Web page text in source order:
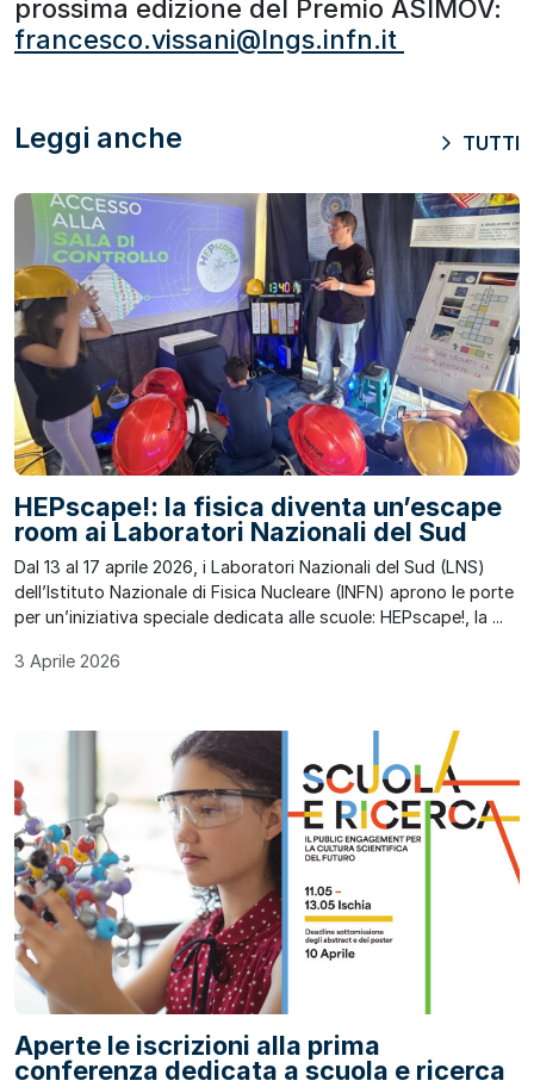
prossima edizione del Premio ASIMOV:
francesco.vissani@lngs.infn.it
Leggi anche TUTTI
HEPscape!: la fisica diventa un’escape
room ai Laboratori Nazionali del Sud
Dal 13 al 17 aprile 2026, i Laboratori Nazionali del Sud (LNS)
dell’Istituto Nazionale di Fisica Nucleare (INFN) aprono le porte
per un’iniziativa speciale dedicata alle scuole: HEPscape!, la ...
3 Aprile 2026
Aperte le iscrizioni alla prima
conferenza dedicata a scuola e ricerca